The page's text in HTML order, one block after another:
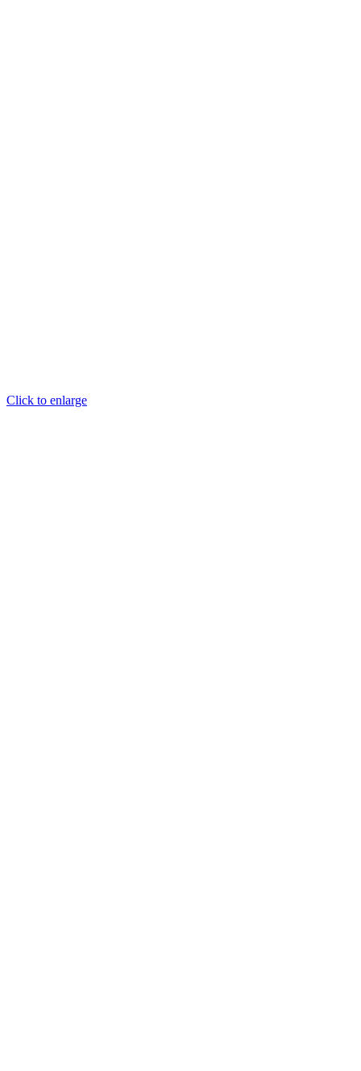
Click to enlarge